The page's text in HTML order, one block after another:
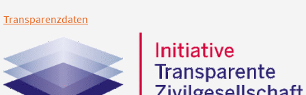
Transparenzdaten